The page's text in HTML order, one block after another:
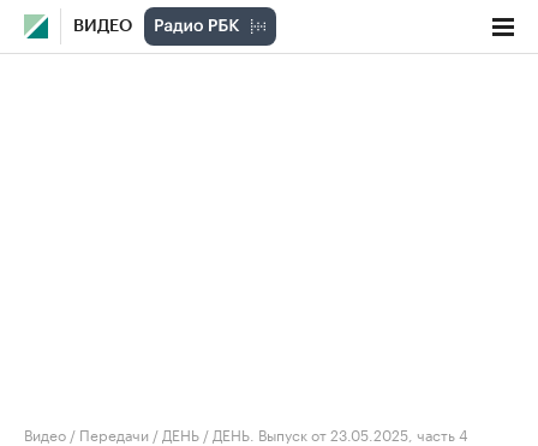
ВИДЕО
Видео / Передачи / ДЕНЬ / ДЕНЬ. Выпуск от 23.05.2025, часть 4